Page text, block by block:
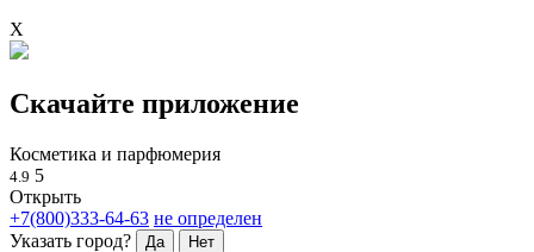
X
Скачайте приложение
Косметика и парфюмерия
4.9 5
Открыть
+7(800)333-64-63 не определен
Указать город?
Да Нет